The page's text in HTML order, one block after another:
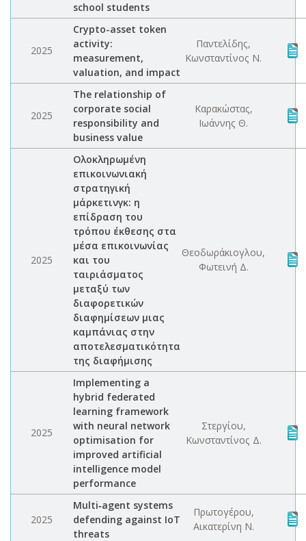
school students
2025
Crypto-asset token
activity:
measurement,
valuation, and impact
Παντελίδης,
Κωνσταντίνος Ν.
2025
The relationship of
corporate social
responsibility and
business value
Καρακώστας,
Ιωάννης Θ.
2025
Ολοκληρωμένη
επικοινωνιακή
στρατηγική
μάρκετινγκ: η
επίδραση του
τρόπου έκθεσης στα
μέσα επικοινωνίας
και του
ταιριάσματος
μεταξύ των
διαφορετικών
διαφημίσεων μιας
καμπάνιας στην
αποτελεσματικότητα
της διαφήμισης
Θεοδωράκιογλου,
Φωτεινή Δ.
2025
Implementing a
hybrid federated
learning framework
with neural network
optimisation for
improved artificial
intelligence model
performance
Στεργίου,
Κωνσταντίνος Δ.
2025
Multi‐agent systems
defending against IoT
threats
Πρωτογέρου,
Αικατερίνη Ν.